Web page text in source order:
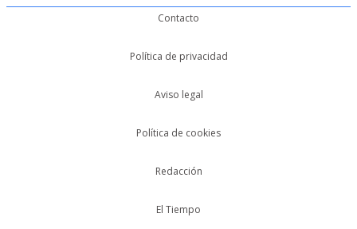
Contacto
Política de privacidad
Aviso legal
Política de cookies
Redacción
El Tiempo